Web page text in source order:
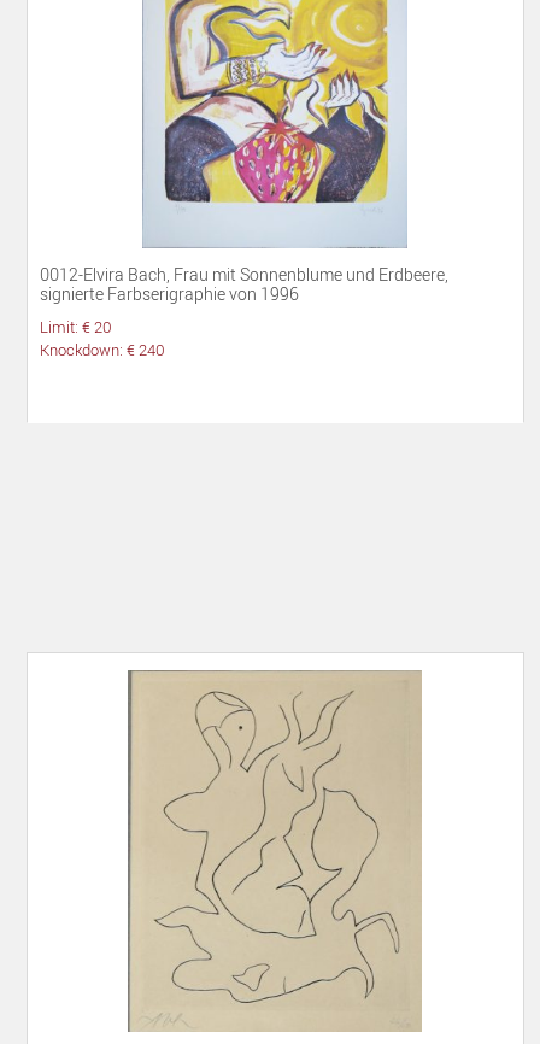
0012-Elvira Bach, Frau mit Sonnenblume und Erdbeere,
signierte Farbserigraphie von 1996
Limit: € 20
Knockdown: € 240